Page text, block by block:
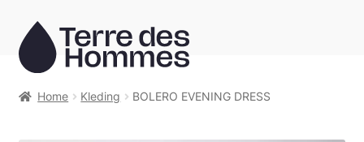
Ga
door
naar
navigatie
Ga
naar
de
inhoud
Home Kleding BOLERO EVENING DRESS